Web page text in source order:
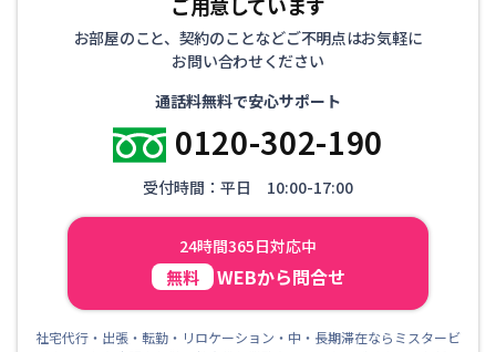
お部屋のこと、契約のことなどご不明点はお気軽に
お問い合わせください
通話料無料で安心サポート
0120-302-190
受付時間：平日 10:00-17:00
24時間365日対応中
無料 WEBから問合せ
社宅代行・出張・転勤・リロケーション・中・長期滞在ならミスタービ